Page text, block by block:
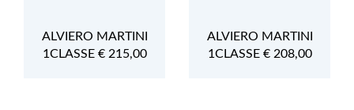
ALVIERO MARTINI
1CLASSE € 215,00
ALVIERO MARTINI
1CLASSE € 208,00